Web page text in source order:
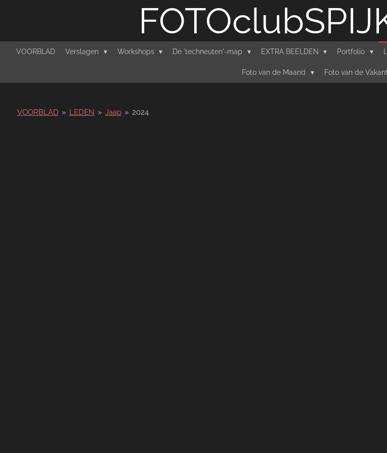
de
hoofdinhoud
VOORBLAD Verslagen Workshops De 'techneuten'-map EXTRA BEELDEN Portfolio
Foto van de Maand Foto van de
VOORBLAD » LEDEN » Jaap » 2024